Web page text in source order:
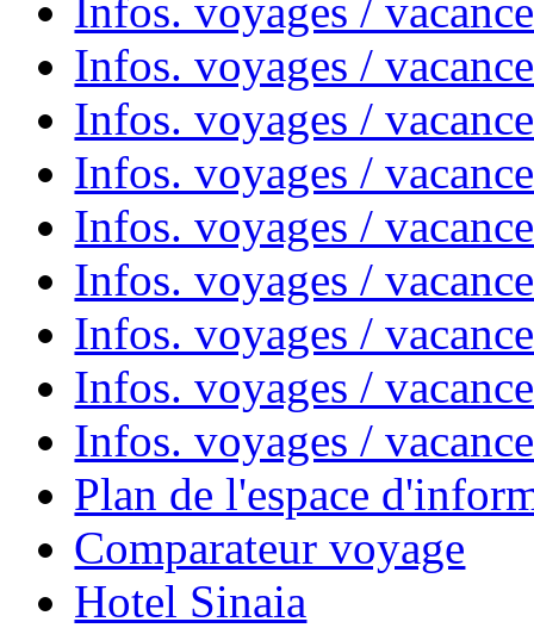
Infos. voyages /
Infos. voyages /
Infos. voyages /
Infos. voyages /
Infos. voyages /
Infos. voyages /
Infos. voyages /
Infos. voyages /
Infos. voyages /
Plan de l'espace
Comparateur voyage
Hotel Sinaia